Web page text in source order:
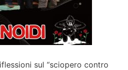
sul “sciopero contro